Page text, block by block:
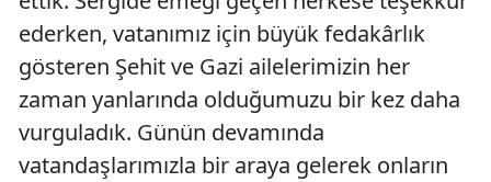
ederken, vatanımız için büyük fedakârlık
gösteren Şehit ve Gazi ailelerimizin her
zaman yanlarında olduğumuzu bir kez daha
vurguladık. Günün devamında
vatandaşlarımızla bir araya gelerek onların